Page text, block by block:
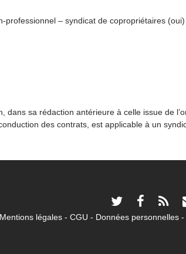
professionnel – syndicat de copropriétaires
dans sa rédaction antérieure à celle issue de
des contrats, est applicable à un
Mentions légales CGU Données personnelles